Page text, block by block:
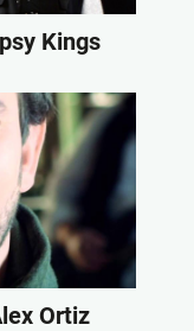
Kings
Ortiz